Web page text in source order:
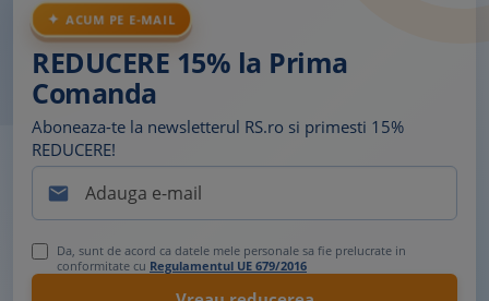
ACUM PE E-MAIL
REDUCERE 15% la Prima
Comanda
Aboneaza-te la newsletterul RS.ro si primesti 15%
REDUCERE!

Da, sunt de acord ca datele mele personale sa fie prelucrate in
conformitate cu Regulamentul UE 679/2016